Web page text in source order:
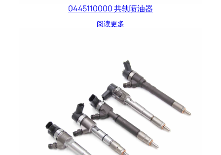
0445110000 共轨喷油器
阅读更多